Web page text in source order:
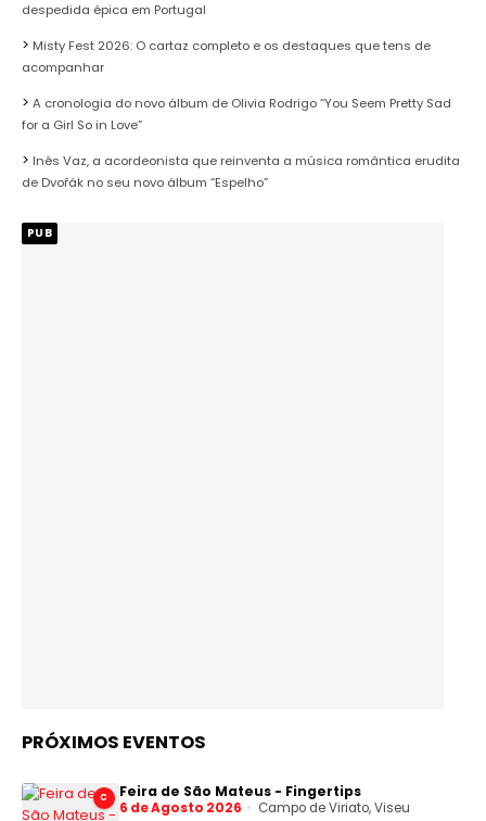
despedida épica em Portugal
Misty Fest 2026: O cartaz completo e os destaques que tens de
acompanhar
A cronologia do novo álbum de Olivia Rodrigo “You Seem Pretty Sad
for a Girl So in Love”
Inês Vaz, a acordeonista que reinventa a música romântica erudita
de Dvořák no seu novo álbum “Espelho”
PUB
PRÓXIMOS EVENTOS
C Feira de São Mateus - Fingertips
6 de Agosto 2026 Campo de Viriato, Viseu